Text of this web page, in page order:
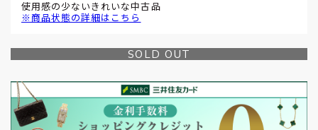
使用感の少ないきれいな中古品
※商品状態の詳細はこちら
SOLD OUT